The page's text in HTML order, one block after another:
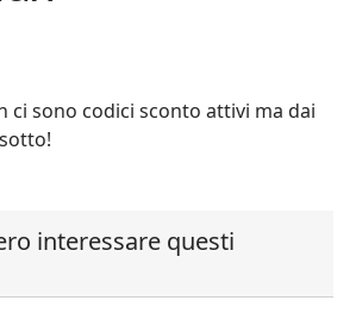
ci sono codici sconto attivi ma dai
interessare questi